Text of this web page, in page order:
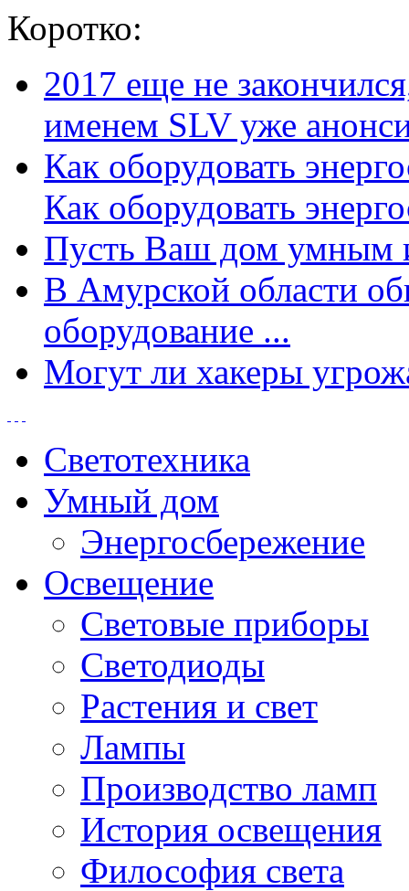
Коротко:
2017 еще не
именем SLV уже
Как оборудовать
Как оборудовать
Пусть Ваш дом умным
В Амурской области
оборудование ...
Могут ли хакеры
Светотехника
Умный дом
Энергосбережение
Освещение
Световые приборы
Светодиоды
Растения и свет
Лампы
Производство ламп
История освещения
Философия света